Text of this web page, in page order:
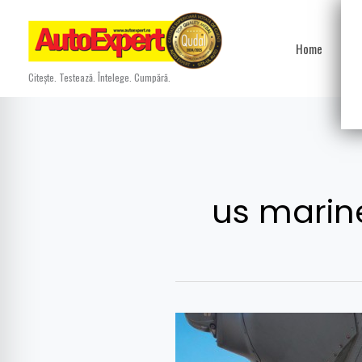
content
Citește. Testează. Întelege. Cumpără.
Home
us
Adio
Humvee,